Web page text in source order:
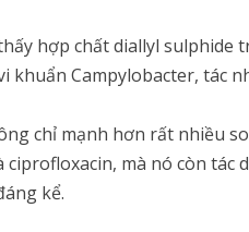
hợp chất diallyl
khuẩn Campylobacter, tác
chỉ mạnh hơn rất nhiều
ciprofloxacin, mà nó còn
kể.